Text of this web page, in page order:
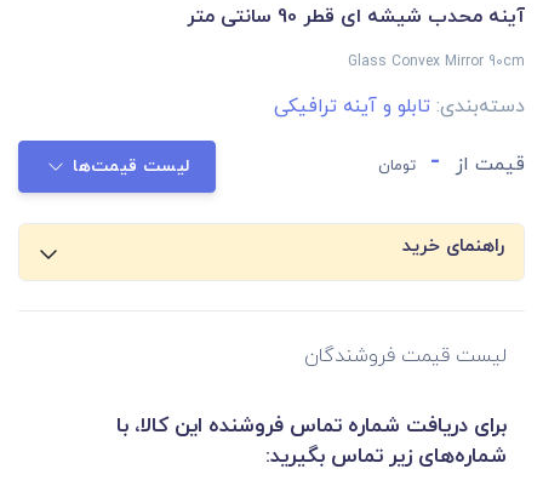
آینه محدب شیشه ای قطر 90 سانتی متر
Glass Convex Mirror 90cm
دسته‌بندی: تابلو و آینه ترافیکی
قیمت از - تومان لیست قیمت‌ها
راهنمای خرید
لیست قیمت فروشندگان
برای دریافت شماره تماس فروشنده این کالا، با
شماره‌های زیر تماس بگیرید: